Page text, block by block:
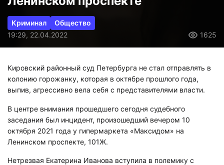
Криминал
Общество
19:29, 22.04.2022
1625
Кировский районный суд Петербурга не стал отправлять в
колонию горожанку, которая в октябре прошлого года,
выпив, агрессивно вела себя с представителями власти.
В центре внимания прошедшего сегодня судебного
заседания был инцидент, произошедший вечером 10
октября 2021 года у гипермаркета «Максидом» на
Ленинском проспекте, 101Ж.
Нетрезвая Екатерина Иванова вступила в полемику с